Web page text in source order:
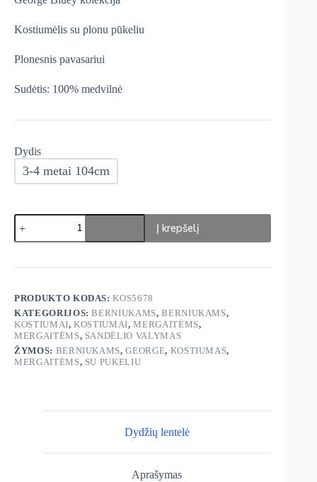
€25,99.
€18,99.
Kostiumėlis su plonu pūkeliu
Plonesnis pavasariui
Sudėtis: 100% medvilnė
Dydis
3-4 metai 104cm
produkto
kiekis:
George
kostiumėlis
Į krepšelį
PRODUKTO KODAS:KOS5678
KATEGORIJOS:BERNIUKAMS,BERNIUKAMS,
KOSTIUMAI,KOSTIUMAI,MERGAITĖMS,
MERGAITĖMS, SANDĖLIO VALYMAS
ŽYMOS: BERNIUKAMS,GEORGE, KOSTIUMAS,
MERGAITĖMS, SU PUKELIU
Dydžių lentelė
Aprašymas